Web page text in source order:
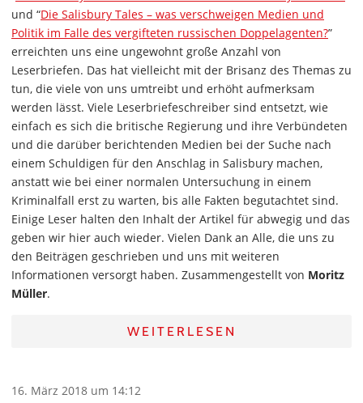
und “Die Salisbury Tales – was verschweigen Medien und
Politik im Falle des vergifteten russischen Doppelagenten?”
erreichten uns eine ungewohnt große Anzahl von
Leserbriefen. Das hat vielleicht mit der Brisanz des Themas zu
tun, die viele von uns umtreibt und erhöht aufmerksam
werden lässt. Viele Leserbriefeschreiber sind entsetzt, wie
einfach es sich die britische Regierung und ihre Verbündeten
und die darüber berichtenden Medien bei der Suche nach
einem Schuldigen für den Anschlag in Salisbury machen,
anstatt wie bei einer normalen Untersuchung in einem
Kriminalfall erst zu warten, bis alle Fakten begutachtet sind.
Einige Leser halten den Inhalt der Artikel für abwegig und das
geben wir hier auch wieder. Vielen Dank an Alle, die uns zu
den Beiträgen geschrieben und uns mit weiteren
Informationen versorgt haben. Zusammengestellt von Moritz
Müller.
WEITERLESEN
16. März 2018 um 14:12